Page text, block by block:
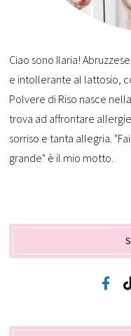
Ciao sono Ilaria!
e intollerante al lattosio,
Polvere di Riso nasce
trova ad affrontare
sorriso e tanta allegria.
grande" è il mio motto.